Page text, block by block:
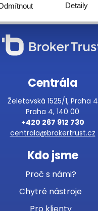
Detaily
Centrála
Želetavská 1525/1, Praha 4
Praha 4, 140 00
+420 267 912 730
centrala@brokertrust.cz
Kdo jsme
Proč s námi?
Chytré nástroje